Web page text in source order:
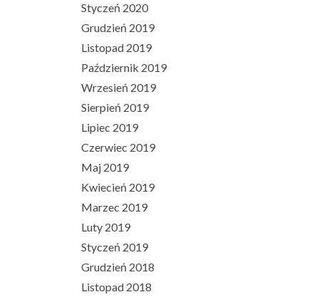
Styczeń 2020
Grudzień 2019
Listopad 2019
Październik 2019
Wrzesień 2019
Sierpień 2019
Lipiec 2019
Czerwiec 2019
Maj 2019
Kwiecień 2019
Marzec 2019
Luty 2019
Styczeń 2019
Grudzień 2018
Listopad 2018